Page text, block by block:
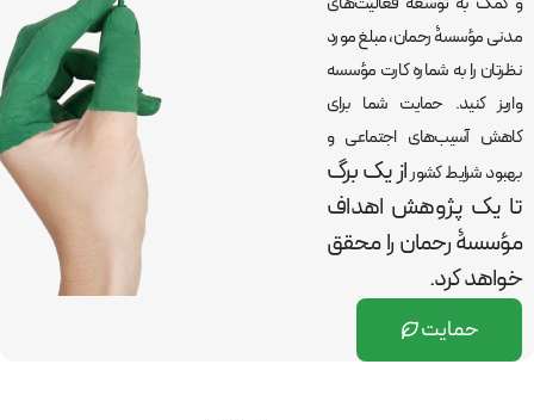
مدنی مؤسسۀ رحمان، مبلغ مورد
نظرتان را به شماره کارت مؤسسه
واریز کنید. حمایت شما برای
کاهش آسیب‌های اجتماعی و
بهبود شرایط کشوراز یک برگ
تا یک پژوهش اهداف
مؤسسۀ رحمان رامحقق
خواهد کرد.
حمایت